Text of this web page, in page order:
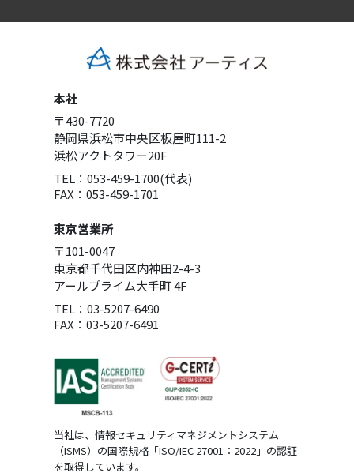
本社
〒430-7720
静岡県浜松市中央区板屋町111-2
浜松アクトタワー20F
TEL：053-459-1700(代表)
FAX：053-459-1701
東京営業所
〒101-0047
東京都千代田区内神田2-4-3
アールプライム大手町 4F
TEL：03-5207-6490
FAX：03-5207-6491
当社は、情報セキュリティマネジメントシステム
（ISMS）の国際規格「ISO/IEC 27001：2022」の認証
を取得しています。